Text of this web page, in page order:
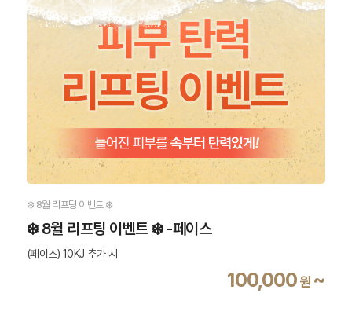
❄️ 8월 리프팅 이벤트 ❄️
❄️ 8월 리프팅 이벤트 ❄️ -페이스
(페이스) 10KJ 추가 시
100,000 원 ~